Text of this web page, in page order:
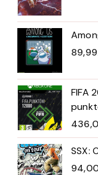
89,99
FIFA
SSX: